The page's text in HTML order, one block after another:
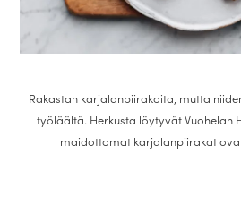
Rakastan karjalanpiirakoita, mutta
työläältä. Herkusta löytyvät Vuohelan
maidottomat karjalanpiirakat